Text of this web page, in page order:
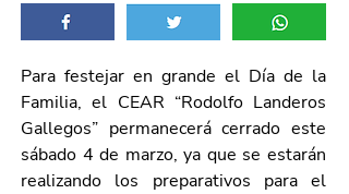
Para festejar en grande el Día de la
Familia, el CEAR “Rodolfo Landeros
Gallegos” permanecerá cerrado este
sábado 4 de marzo, ya que se estarán
realizando los preparativos para el